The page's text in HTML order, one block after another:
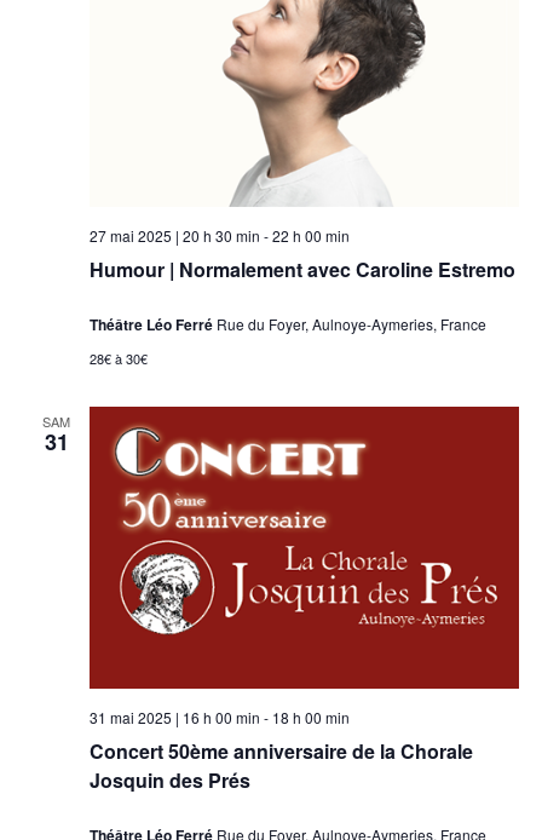
Humour | Normalement avec Caroline Estremo
27 mai 2025 | 20 h 30 min -22 h 00 min
Théâtre Léo Ferré Rue du Foyer, Aulnoye-Aymeries, France
28€ à 30€
SAM
31
Concert 50ème anniversaire de la Chorale
Josquin des Prés
31 mai 2025 | 16 h 00 min - 18 h 00 min
Théâtre Léo Ferré Rue du Foyer, Aulnoye-Aymeries, France